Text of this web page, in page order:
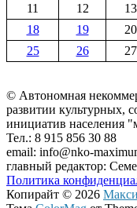
11
12 13
18
19 20
25
26 27
© Автономная
развитии культурных,
инициатив населения
Тел.: 8 915 856 30 88
email: info@nko-
главный редактор:
Политика
Копирайт © 2026